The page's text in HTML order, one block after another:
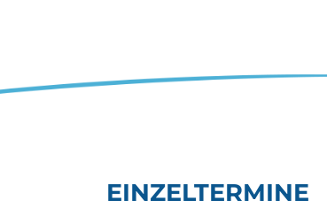
EINZELTERMINE